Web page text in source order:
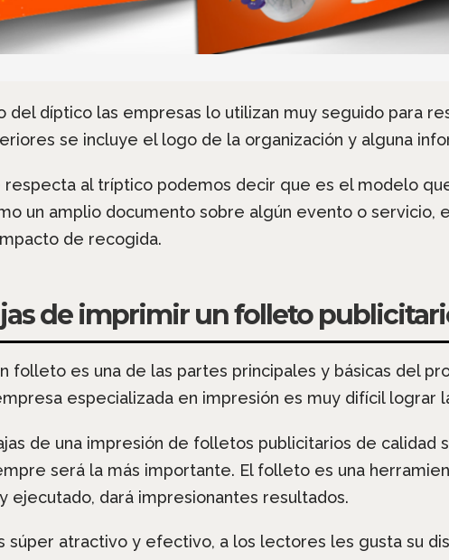
del díptico las empresas lo utilizan muy seguido para
se incluye el logo de la organización y alguna
respecta al tríptico podemos decir que es el modelo
un amplio documento sobre algún evento o servicio,
de recogida.
de imprimir un folleto
folleto es una de las partes principales y básicas del
especializada en impresión es muy difícil lograr
de una impresión de folletos publicitarios de calidad
será la más importante. El folleto es una
ejecutado, dará impresionantes resultados.
súper atractivo y efectivo, a los lectores les gusta su